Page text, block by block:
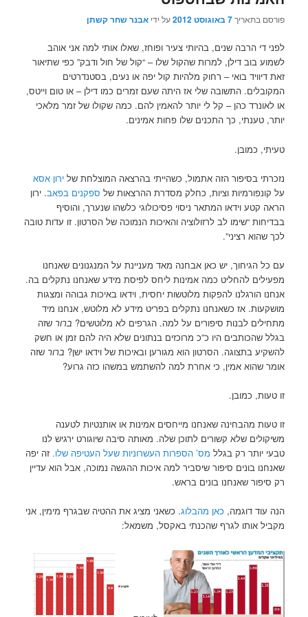
פורסם בתאריך7 באוגוסט 2012 על ידיאבנר שחר קשתן
לפני די הרבה שנים, בהיותי צעיר ופוחז, שאלו אותי למה אני אוהב
לשמוע בוב דילן, למרות שהקול שלו – “קול של חול ודבק” כפי שתיאור
זאת דיוויד בואי – רחוק מלהיות קול יפה או נעים, בסטנדרטים
המקובלים. התשובה שלי אז היתה שעם זמרים כמו דילן – או טום וייטס,
או לאונרד כהן – קל לי יותר להאמין להם. כמה שקולו של זמר מלאכי
יותר, טענתי, כך התכנים שלו פחות אמינים.
טעיתי, כמובן.
נזכרתי בסיפור הזה אתמול, כשהייתי בהרצאה המוצלחת שלירון אסא
על קונפורמיות וציות, כחלק מסדרת ההרצאות של ספקנים בפאב. ירון
הראה קטע וידאו המתאר ניסוי פסיכולוגי כלשהו שנערך, והוסיף
בבדיחות “שימו לב לרזולוציה והאיכות הנמוכה של הסרטון. זו עדות טובה
לכך שהוא רציני”.
עם כל הגיחוך, יש כאן אבחנה מאד מעניינת על המנגנונים שאנחנו
מפעילים להחליט כמה אמינות ליחס לפיסת מידע שאנחנו נתקלים בה.
אנחנו הורגלנו להפקות מלוטשות יחסית, וידאו באיכות גבוהה ומצגות
מושקעות. אז כשאנחנו נתקלים בפריט מידע לא מלוטש, אנחנו מיד
מתחילים לבנות סיפורים על למה. הגרפים לא מלוטשים? ברור שזה
בגלל שהכותבים היו כ”כ מרוכזים בנתונים שלא היה להם זמן או חשק
להשקיע בתצוגה. הסרטון הוא מגורען ובאיכות של וידאו ישן? ברור שזה
אומר שהוא אמין, כי אחרת למה להשתמש במשהו כזה גרוע?
זו טעות, כמובן.
זו טעות מהבחינה שאנחנו מייחסים אמינות או אותנטיות לטענה
משיקולים שלא קשורים לתוכן שלה. מאותה סיבה שיוגורט ירגיש לנו
טבעי יותר רק בגלל מס’ הספרות העשרוניות שעל העטיפה שלו. זה יפה
שאנחנו בונים סיפור שיסביר למה איכות ההגשה נמוכה, אבל הוא עדיין
רק סיפור שאנחנו בונים בראש.
הנה עוד דוגמה, כאן מהבלוג. כשאני מציג את ההטיה שבגרף מימין, אני
מקביל אותו לגרף שהכנתי באקסל, משמאל: